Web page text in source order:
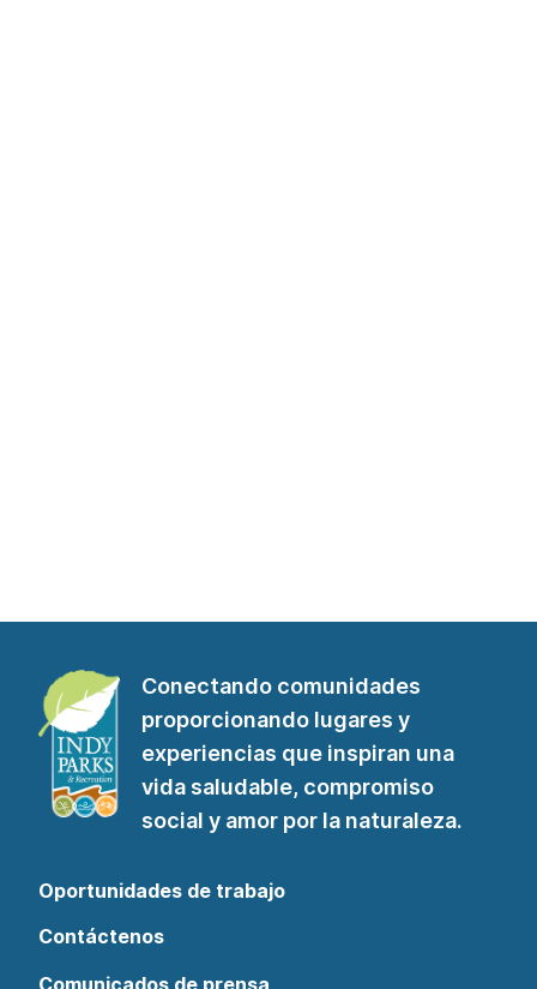
Conectando comunidades
proporcionando lugares y
experiencias que inspiran una
vida saludable, compromiso
social y amor por la naturaleza.
Oportunidades de trabajo
Contáctenos
Comunicados de prensa